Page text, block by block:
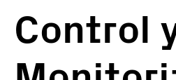
Control